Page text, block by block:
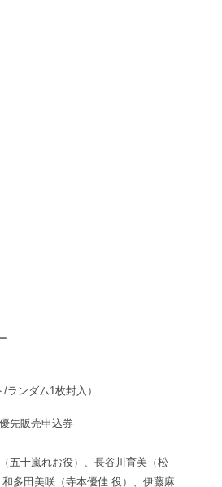
ンダム1枚封入）
先販売申込券
五十嵐れお役）、長谷川育美（松
多田美咲（寺本優佳 役）、伊藤麻